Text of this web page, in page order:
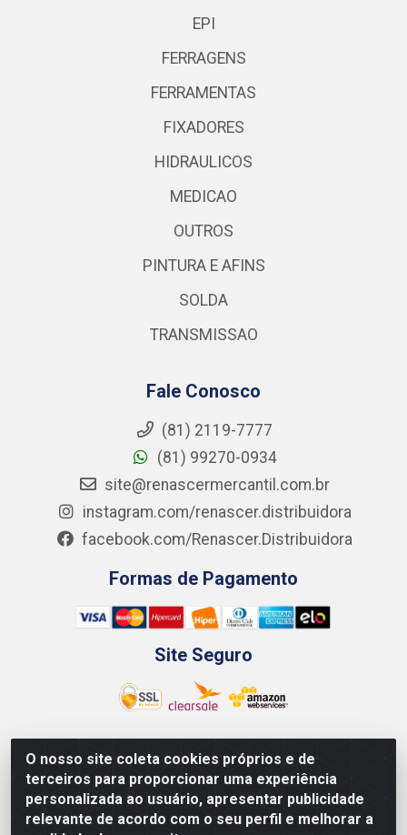
O nosso site coleta cookies próprios e de
terceiros para proporcionar uma experiência
personalizada ao usuário, apresentar publicidade
relevante de acordo com o seu perfil e melhorar a
EPI
FERRAGENS
FERRAMENTAS
FIXADORES
HIDRAULICOS
MEDICAO
OUTROS
PINTURA E AFINS
SOLDA
TRANSMISSAO
Fale Conosco
(81) 2119-7777
(81) 99270-0934
site@renascermercantil.com.br
instagram.com/renascer.distribuidora
facebook.com/Renascer.Distribuidora
Formas de Pagamento
Site Seguro
Renascer Distribuidora - Rua São Miguel, 1845 -
Afogados - Recife / PE - CEP 50850-000 - CNPJ
07.264.693/0001-79